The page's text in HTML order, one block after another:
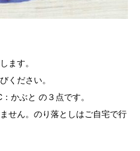
ます。
ください。
かぶと の３点です。
せん。のり落としはご自宅で行